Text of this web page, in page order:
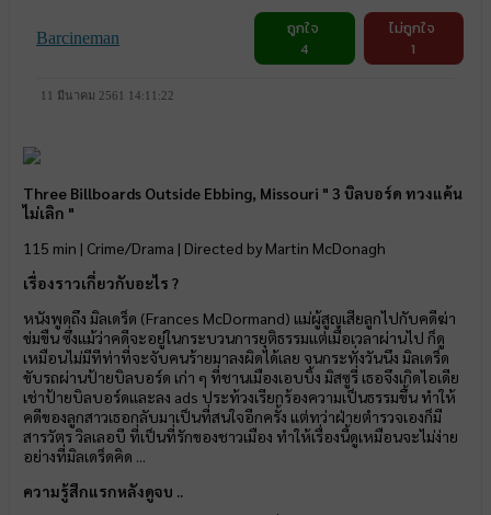
Barcineman
ถูกใจ
4
ไม่ถูกใจ
1
11 มีนาคม 2561 14:11:22
Three Billboards Outside Ebbing, Missouri " 3 บิลบอร์ด ทวงแค้น
ไม่เลิก "
115 min | Crime/Drama | Directed by Martin McDonagh
เรื่องราวเกี่ยวกับอะไร ?
หนังพูดถึง มิลเดร็ด (Frances McDormand) แม่ผู้สูญเสียลูกไปกับคดีฆ่า
ข่มขืน ซึ่งแม้ว่าคดีจะอยู่ในกระบวนการยุติธรรมแต่เมื่อเวลาผ่านไป ก็ดู
เหมือนไม่มีทีท่าที่จะจับคนร้ายมาลงผิดได้เลย จนกระทั่งวันนึง มิลเดร็ด
ขับรถผ่านป้ายบิลบอร์ด เก่า ๆ ที่ชานเมืองเอบบิ้ง มิสซูรี่ เธอจึงเกิดไอเดีย
เช่าป้ายบิลบอร์ดและลง ads ประท้วงเรียกร้องความเป็นธรรมขึ้น ทำให้
คดีของลูกสาวเธอกลับมาเป็นที่สนใจอีกครั้ง แต่ทว่าฝ่ายตำรวจเองก็มี
สารวัตร วิลเลอบี ที่เป็นที่รักของชาวเมือง ทำให้เรื่องนี้ดูเหมือนจะไม่ง่าย
อย่างที่มิลเดร็ดคิด ...
ความรู้สึกแรกหลังดูจบ ..